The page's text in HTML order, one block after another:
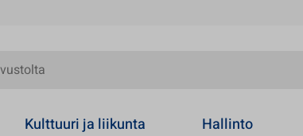
Kulttuuri ja liikunta Hallinto